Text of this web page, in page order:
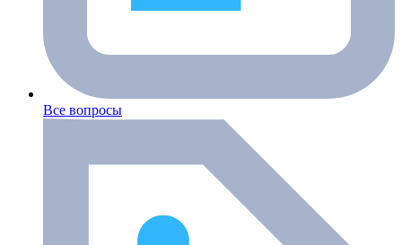
Все вопросы